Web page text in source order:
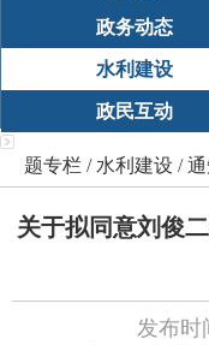
政务动态
水利建设
政民互动
题专栏 /水利建设 /
关于拟同意刘俊
发布时